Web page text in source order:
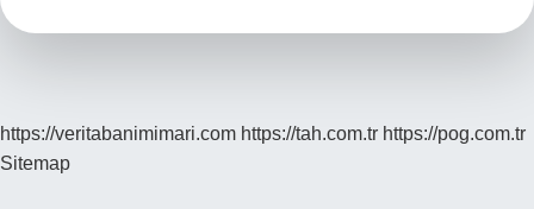
https://veritabanimimari.com https://tah.com.tr https://pog.com.tr
Sitemap